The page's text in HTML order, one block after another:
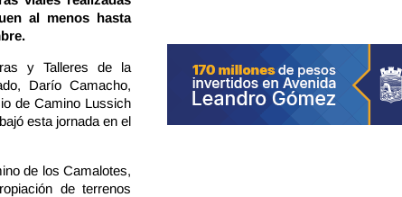
al menos hasta
y Talleres de la
Darío Camacho,
de Camino Lussich
esta jornada en el
de los Camalotes,
de terrenos